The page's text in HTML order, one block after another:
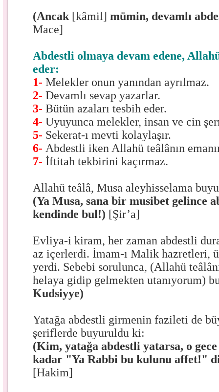
(Ancak [kâmil] mümin, devamlı
Mace]
Abdestli olmaya devam edene,
eder:
1- Melekler onun yanından ayrılmaz.
2- Devamlı sevap yazarlar.
3- Bütün azaları tesbih eder.
4- Uyuyunca melekler, insan ve cin
5- Sekerat-ı mevti kolaylaşır.
6- Abdestli iken Allahü teâlânın
7- İftitah tekbirini kaçırmaz.
Allahü teâlâ, Musa aleyhisselama
(Ya Musa, sana bir musibet gelince
kendinde bul!) [Şir’a]
Evliya-i kiram, her zaman abdestli
az içerlerdi. İmam-ı Malik hazretleri,
yerdi. Sebebi sorulunca, (Allahü
helaya gidip gelmekten utanıyorum)
Kudsiyye)
Yatağa abdestli girmenin fazileti de
şeriflerde buyuruldu ki:
(Kim, yatağa abdestli yatarsa, o
kadar "Ya Rabbi bu kulunu affet!"
[Hakim]